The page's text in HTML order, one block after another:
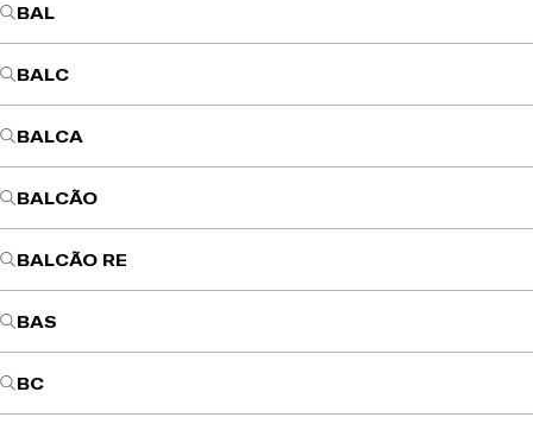
BAL
BALC
BALCA
BALCÃO
BALCÃO RE
BAS
BC